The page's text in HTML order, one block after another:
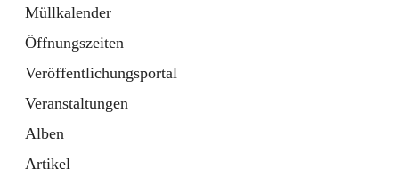
Müllkalender
Öffnungszeiten
Veröffentlichungsportal
Veranstaltungen
Alben
Artikel
10 Schnellzugriffe